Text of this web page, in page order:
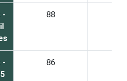
-
88
-
86